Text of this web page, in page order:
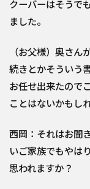
クーバーはそうで
ました。
（お父様）奥さん
続きとかそういう
お任せ出来たので
ことはないかもし
西岡：それはお聞
いご家族でもやは
思われますか？